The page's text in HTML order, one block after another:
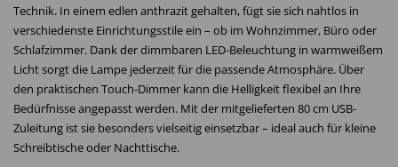
Technik. In einem edlen anthrazit gehalten, fügt sie sich nahtlos in
verschiedenste Einrichtungsstile ein – ob im Wohnzimmer, Büro oder
Schlafzimmer. Dank der dimmbaren LED-Beleuchtung in warmweißem
Licht sorgt die Lampe jederzeit für die passende Atmosphäre. Über
den praktischen Touch-Dimmer kann die Helligkeit flexibel an Ihre
Bedürfnisse angepasst werden. Mit der mitgelieferten 80 cm USB-
Zuleitung ist sie besonders vielseitig einsetzbar – ideal auch für kleine
Schreibtische oder Nachttische.